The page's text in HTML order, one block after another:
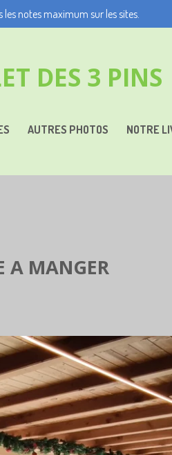
les notes maximum sur les sites.
DES 3 PINS
AUTRES PHOTOS NOTRE
A MANGER